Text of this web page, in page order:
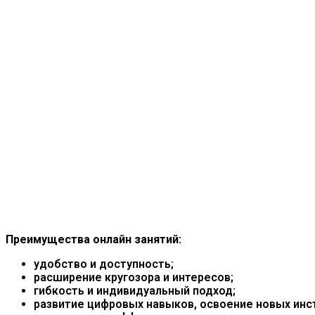
Преимущества онлайн занятий:
удобство и доступность;
расширение кругозора и интересов;
гибкость и индивидуальный подход;
развитие цифровых навыков, освоение новых